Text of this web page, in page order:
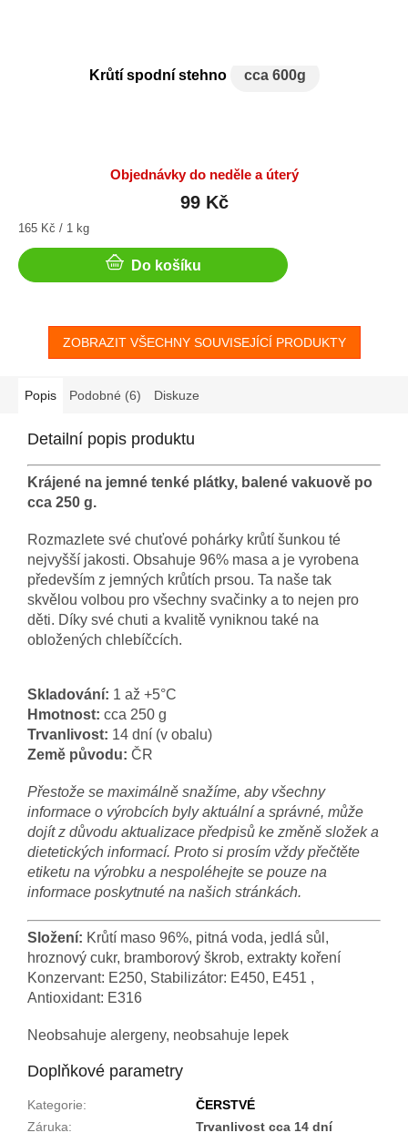
Krůtí spodní stehno cca 600g
Objednávky do neděle a úterý
99 Kč
Měrná
165 Kč / 1 kg
Do košíku
ZOBRAZIT VŠECHNY SOUVISEJÍCÍ PRODUKTY
Popis Podobné (6) Diskuze
Detailní popis produktu
Krájené na jemné tenké plátky, balené vakuově po
cca 250 g.
Rozmazlete své chuťové pohárky krůtí šunkou té
nejvyšší jakosti. Obsahuje 96% masa a je vyrobena
především z jemných krůtích prsou. Ta naše tak
skvělou volbou pro všechny svačinky a to nejen pro
děti. Díky své chuti a kvalitě vyniknou také na
obložených chlebíčcích.
Skladování: 1 až +5°C
Hmotnost: cca 250 g
Trvanlivost: 14 dní (v obalu)
Země původu: ČR
Přestože se maximálně snažíme, aby všechny
informace o výrobcích byly aktuální a správné, může
dojít z důvodu aktualizace předpisů ke změně složek a
dietetických informací. Proto si prosím vždy přečtěte
etiketu na výrobku a nespoléhejte se pouze na
informace poskytnuté na našich stránkách.
Složení: Krůtí maso 96%, pitná voda, jedlá sůl,
hroznový cukr, bramborový škrob, extrakty koření
Konzervant: E250, Stabilizátor: E450, E451 ,
Antioxidant: E316
Neobsahuje alergeny, neobsahuje lepek
Doplňkové parametry
Kategorie:
ČERSTVÉ
Záruka:
Trvanlivost cca 14 dní